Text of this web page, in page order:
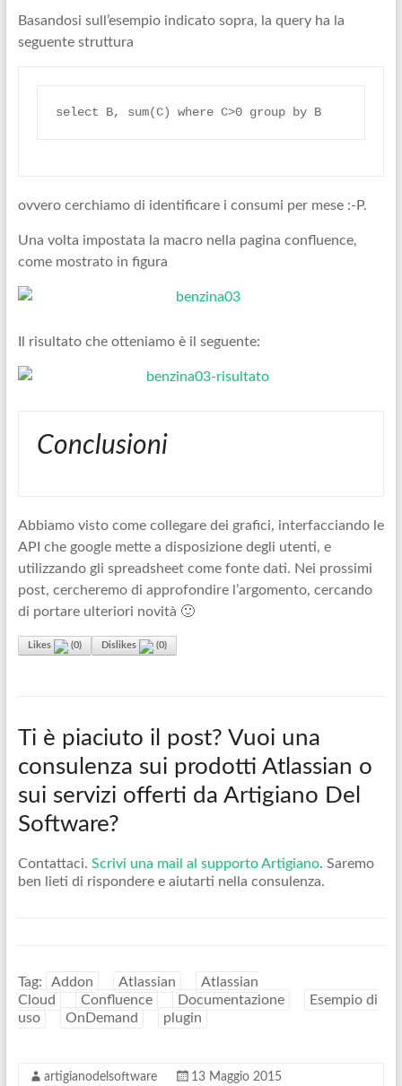
Basandosi sull’esempio indicato sopra, la query ha la
seguente struttura
select B, sum(C) where C>0 group by B
ovvero cerchiamo di identificare i consumi per mese :-P.
Una volta impostata la macro nella pagina confluence,
come mostrato in figura
Il risultato che otteniamo è il seguente:
Conclusioni
Abbiamo visto come collegare dei grafici, interfacciando le
API che google mette a disposizione degli utenti, e
utilizzando gli spreadsheet come fonte dati. Nei prossimi
post, cercheremo di approfondire l’argomento, cercando
di portare ulteriori novità 🙂
Likes (0) Dislikes (0)
Ti è piaciuto il post? Vuoi una
consulenza sui prodotti Atlassian o
sui servizi offerti da Artigiano Del
Software?
Contattaci. Scrivi una mail al supporto Artigiano. Saremo
ben lieti di rispondere e aiutarti nella consulenza.
Tag: Addon Atlassian
Atlassian
Cloud
Confluence Documentazione
Esempio di
uso
OnDemand plugin
artigianodelsoftware 13 Maggio 2015